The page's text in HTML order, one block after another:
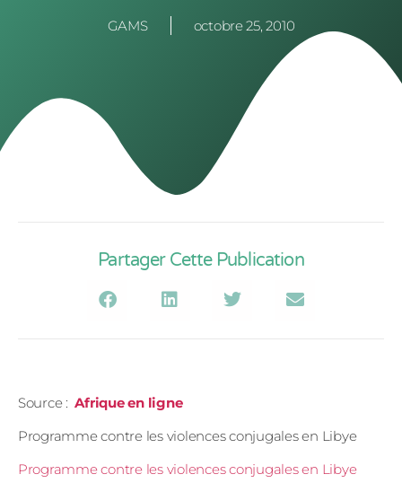
GAMS octobre 25, 2010
Partager Cette Publication
Source :Afrique en ligne
Programme contre les violences conjugales en Libye
Programme contre les violences conjugales en Libye